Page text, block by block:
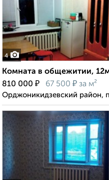
4
Комната в общежитии,
810 000 ₽ 67 500 ₽ за м²
Орджоникидзевский район,